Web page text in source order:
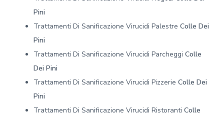
Pini
Trattamenti Di Sanificazione Virucidi Palestre Colle Dei
Pini
Trattamenti Di Sanificazione Virucidi Parcheggi Colle
Dei Pini
Trattamenti Di Sanificazione Virucidi Pizzerie Colle Dei
Pini
Trattamenti Di Sanificazione Virucidi Ristoranti Colle